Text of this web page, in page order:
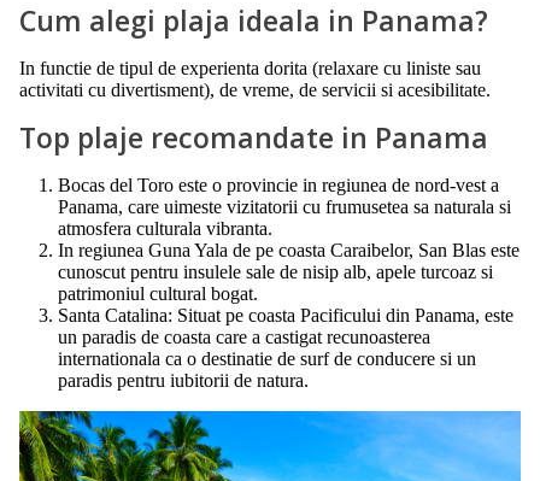
Cum alegi plaja ideala in Panama?
In functie de tipul de experienta dorita (relaxare cu liniste sau
activitati cu divertisment), de vreme, de servicii si acesibilitate.
Top plaje recomandate in Panama
Bocas del Toro este o provincie in regiunea de nord-vest a
Panama, care uimeste vizitatorii cu frumusetea sa naturala si
atmosfera culturala vibranta.
In regiunea Guna Yala de pe coasta Caraibelor, San Blas este
cunoscut pentru insulele sale de nisip alb, apele turcoaz si
patrimoniul cultural bogat.
Santa Catalina: Situat pe coasta Pacificului din Panama, este
un paradis de coasta care a castigat recunoasterea
internationala ca o destinatie de surf de conducere si un
paradis pentru iubitorii de natura.